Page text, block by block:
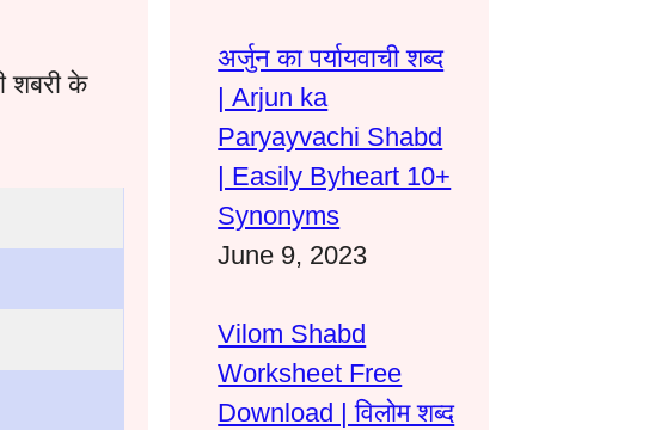
शबरी के
अर्जुन का पर्यायवाची शब्द
| Arjun ka
Paryayvachi Shabd
| Easily Byheart 10+
Synonyms
June 9, 2023
Vilom Shabd
Worksheet Free
Download | विलोम शब्द